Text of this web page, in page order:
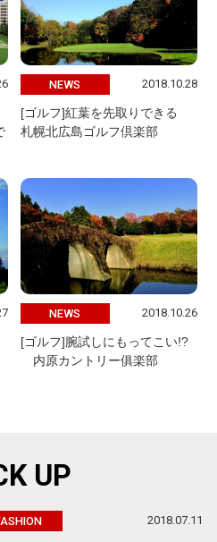
NEWS 2018.10.28
[ゴルフ]紅葉を先取りできる
札幌北広島ゴルフ倶楽部
NEWS 2018.10.26
[ゴルフ]腕試しにもってこい!?
内原カントリー俱楽部
UP
2018.07.11